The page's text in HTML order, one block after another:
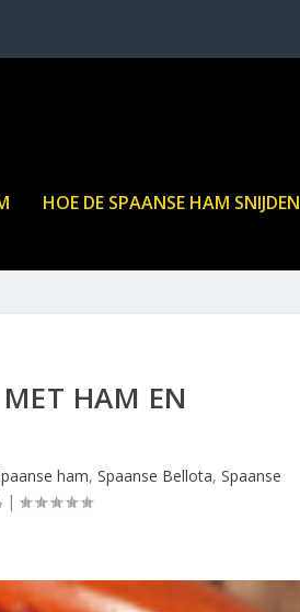
HOE DE SPAANSE HAM SNIJDEN
HAM EN
ham,Spaanse Bellota,Spaanse
|